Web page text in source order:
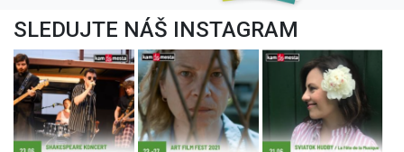
SLEDUJTE NÁŠ INSTAGRAM